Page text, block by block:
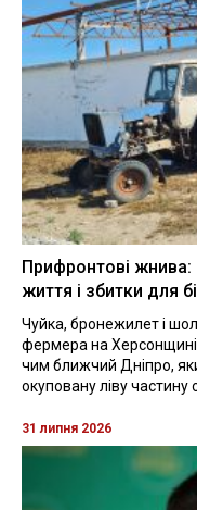
Прифронтові жнива:
життя і збитки для
Чуйка, бронежилет і
фермера на
чим ближчий Дніпро,
окуповану ліву частину
31 липня 2026